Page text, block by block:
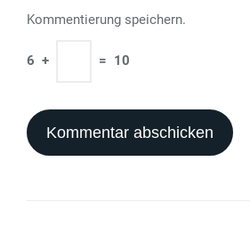
Kommentierung speichern.
6 + = 10